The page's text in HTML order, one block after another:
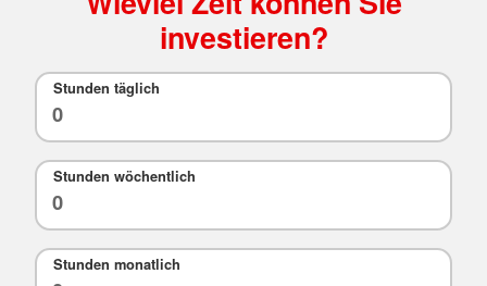
investieren?
Stunden täglich
Stunden wöchentlich
Stunden monatlich